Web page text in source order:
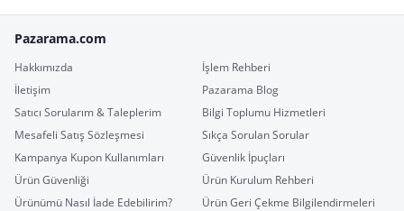
Pazarama.com
Hakkımızda
İşlem Rehberi
İletişim
Pazarama Blog
Satıcı Sorularım & Taleplerim
Bilgi Toplumu Hizmetleri
Mesafeli Satış Sözleşmesi
Sıkça Sorulan Sorular
Kampanya Kupon Kullanımları
Güvenlik İpuçları
Ürün Güvenliği
Ürün Kurulum Rehberi
Ürünümü Nasıl İade Edebilirim?
Ürün Geri Çekme Bilgilendirmeleri